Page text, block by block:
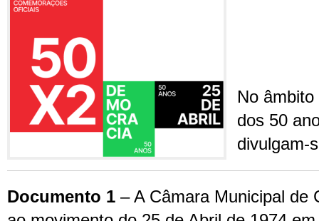
No
dos 50
divulgam-
Documento 1 – A Câmara Municipal de